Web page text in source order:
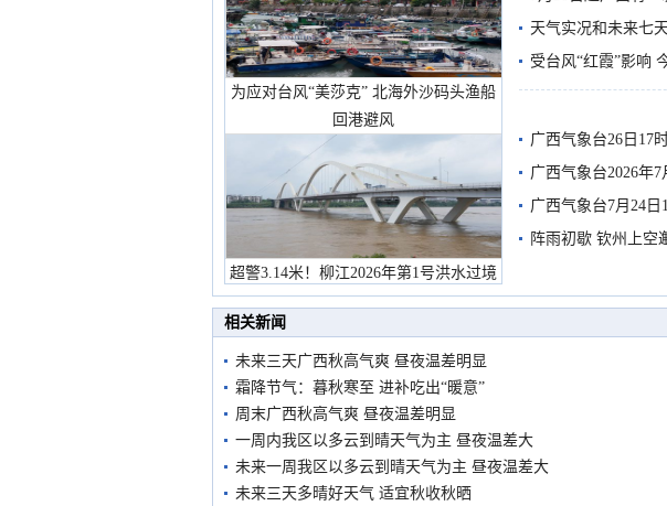
为应对台风“美莎克” 北海外沙码头渔船
回港避风
超警3.14米！柳江2026年第1号洪水过境
市民在堤岸见证汛况
天气实况和未来七
受台风“红霞”影响
有较强降雨
广西气象台26日17
广西气象台2026年
预警
广西气象台7月24
阵雨初歇 钦州上空
相关新闻
未来三天广西秋高气爽 昼夜温差明显
霜降节气：暮秋寒至 进补吃出“暖意”
周末广西秋高气爽 昼夜温差明显
一周内我区以多云到晴天气为主 昼夜温差大
未来一周我区以多云到晴天气为主 昼夜温差大
未来三天多晴好天气 适宜秋收秋晒